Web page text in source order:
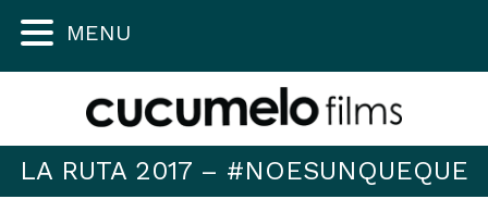
LA RUTA 2017 – #NOESUNQUEQUE
MENU